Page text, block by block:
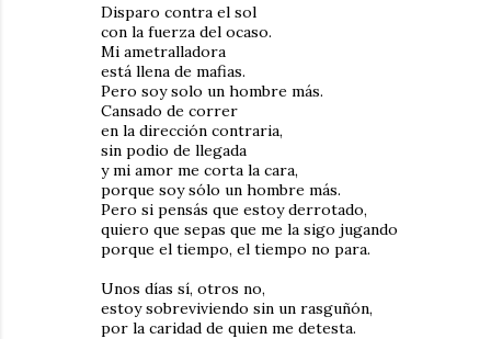
Disparo contra el sol
con la fuerza del ocaso.
Mi ametralladora
está llena de mafias.
Pero soy solo un hombre más.
Cansado de correr
en la dirección contraria,
sin podio de llegada
y mi amor me corta la cara,
porque soy sólo un hombre más.
Pero si pensás que estoy derrotado,
quiero que sepas que me la sigo jugando
porque el tiempo, el tiempo no para.
Unos días sí, otros no,
estoy sobreviviendo sin un rasguñón,
por la caridad de quien me detesta.